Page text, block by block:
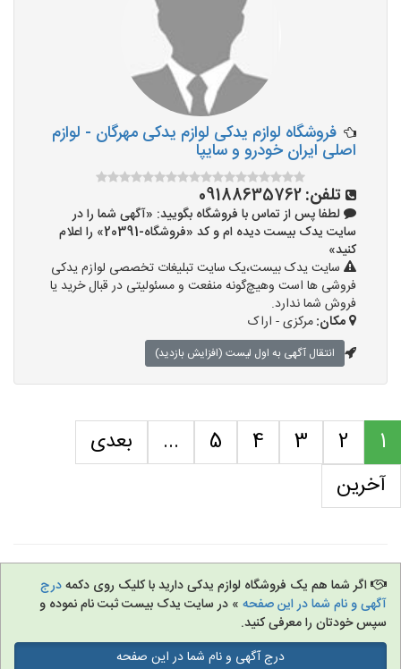
فروشگاه لوازم یدکی لوازم یدکی مهرگان - لوازم
اصلی ایران خودرو و سایپا
تلفن:09188635762
لطفا پس از تماس با فروشگاه بگویید: «آگهی شما را در
سایت یدک بیست دیده ام و کد «فروشگاه-20391» را اعلام
کنید»
سایت یدک بیست،یک سایت تبلیغات تخصصی لوازم یدکی
فروشی ها است وهیچ‌گونه منفعت و مسئولیتی در قبال خرید یا
فروش شما ندارد.
مکان:مرکزی - اراک
انتقال آگهی به اول لیست (افزایش بازدید)
...
بعدی
آخرین
اگر شما هم یک فروشگاه لوازم یدکی دارید با کلیک روی دکمهدرج
آگهی و نام شما در این صفحه» در سایت یدک بیست ثبت نام نموده و
سپس خودتان را معرفی کنید.
درج آگهی و نام شما در این صفحه